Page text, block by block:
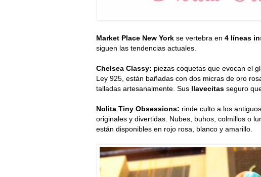
Market Place New York se vertebra en 4 líneas
siguen las tendencias actuales.
Chelsea Classy: piezas coquetas que evocan el
Ley 925, están bañadas con dos micras de oro
talladas artesanalmente. Sus llavecitas seguro
Nolita Tiny Obsessions: rinde culto a los
originales y divertidas. Nubes, buhos, colmillos o
están disponibles en rojo rosa, blanco y amarillo.